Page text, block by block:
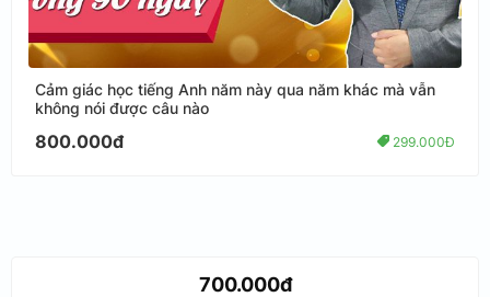
Cảm giác học tiếng Anh năm này qua năm khác mà vẫn
không nói được câu nào
800.000đ 299.000Đ
700.000đ